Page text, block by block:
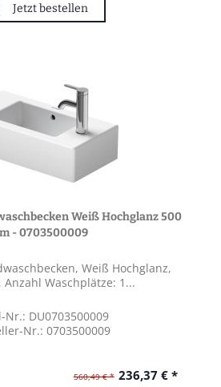
Jetzt bestellen
Weiß Hochglanz 500
- 0703500009
Weiß Hochglanz,
Anzahl Waschplätze: 1...
Nr.: DU0703500009
Nr.: 0703500009
560,49 € * 236,37 € *